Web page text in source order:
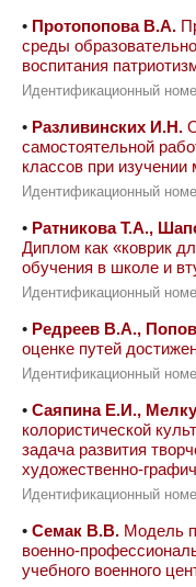
• Протопопова В.А.
среды
воспитания
Идентификационный
• Разливинских И.Н.
самостоятельной
классов при изучении
Идентификационный
• Ратникова Т.А.,
Диплом как «коврик
обучения в школе и
Идентификационный
• Редреев В.А.,
оценке путей
Идентификационный
• Саяпина Е.И.,
колористической
задача развития
художественно-
Идентификационный
• Семак В.В. Модель
военно-
учебного военного